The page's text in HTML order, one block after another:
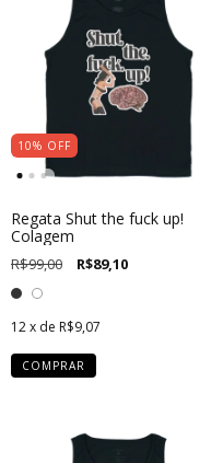
10% OFF
Regata Shut the fuck up!
Colagem
R$99,00 R$89,10
12x de R$9,07
COMPRAR